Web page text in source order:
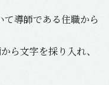
導師である住職から
ら文字を採り入れ、